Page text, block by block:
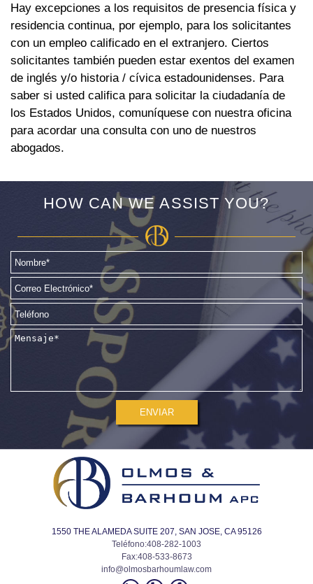
Hay excepciones a los requisitos de presencia física y
residencia continua, por ejemplo, para los solicitantes
con un empleo calificado en el extranjero. Ciertos
solicitantes también pueden estar exentos del examen
de inglés y/o historia / cívica estadounidenses. Para
saber si usted califica para solicitar la ciudadanía de
los Estados Unidos, comuníquese con nuestra oficina
para acordar una consulta con uno de nuestros
abogados.
HOW CAN WE ASSIST YOU?
1550 THE ALAMEDA SUITE 207, SAN JOSE, CA 95126
Teléfono:408-282-1003
Fax:408-533-8673
info@olmosbarhoumlaw.com